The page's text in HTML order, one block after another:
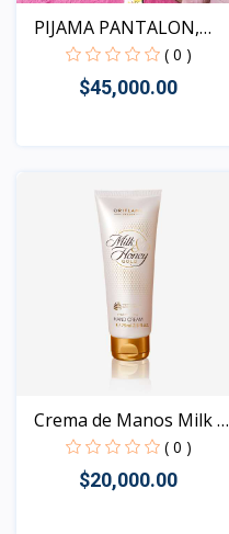
PIJAMA PANTALON,
TONOS...
( 0 )
$45,000.00
Crema de Manos Milk &
( 0 )
$20,000.00